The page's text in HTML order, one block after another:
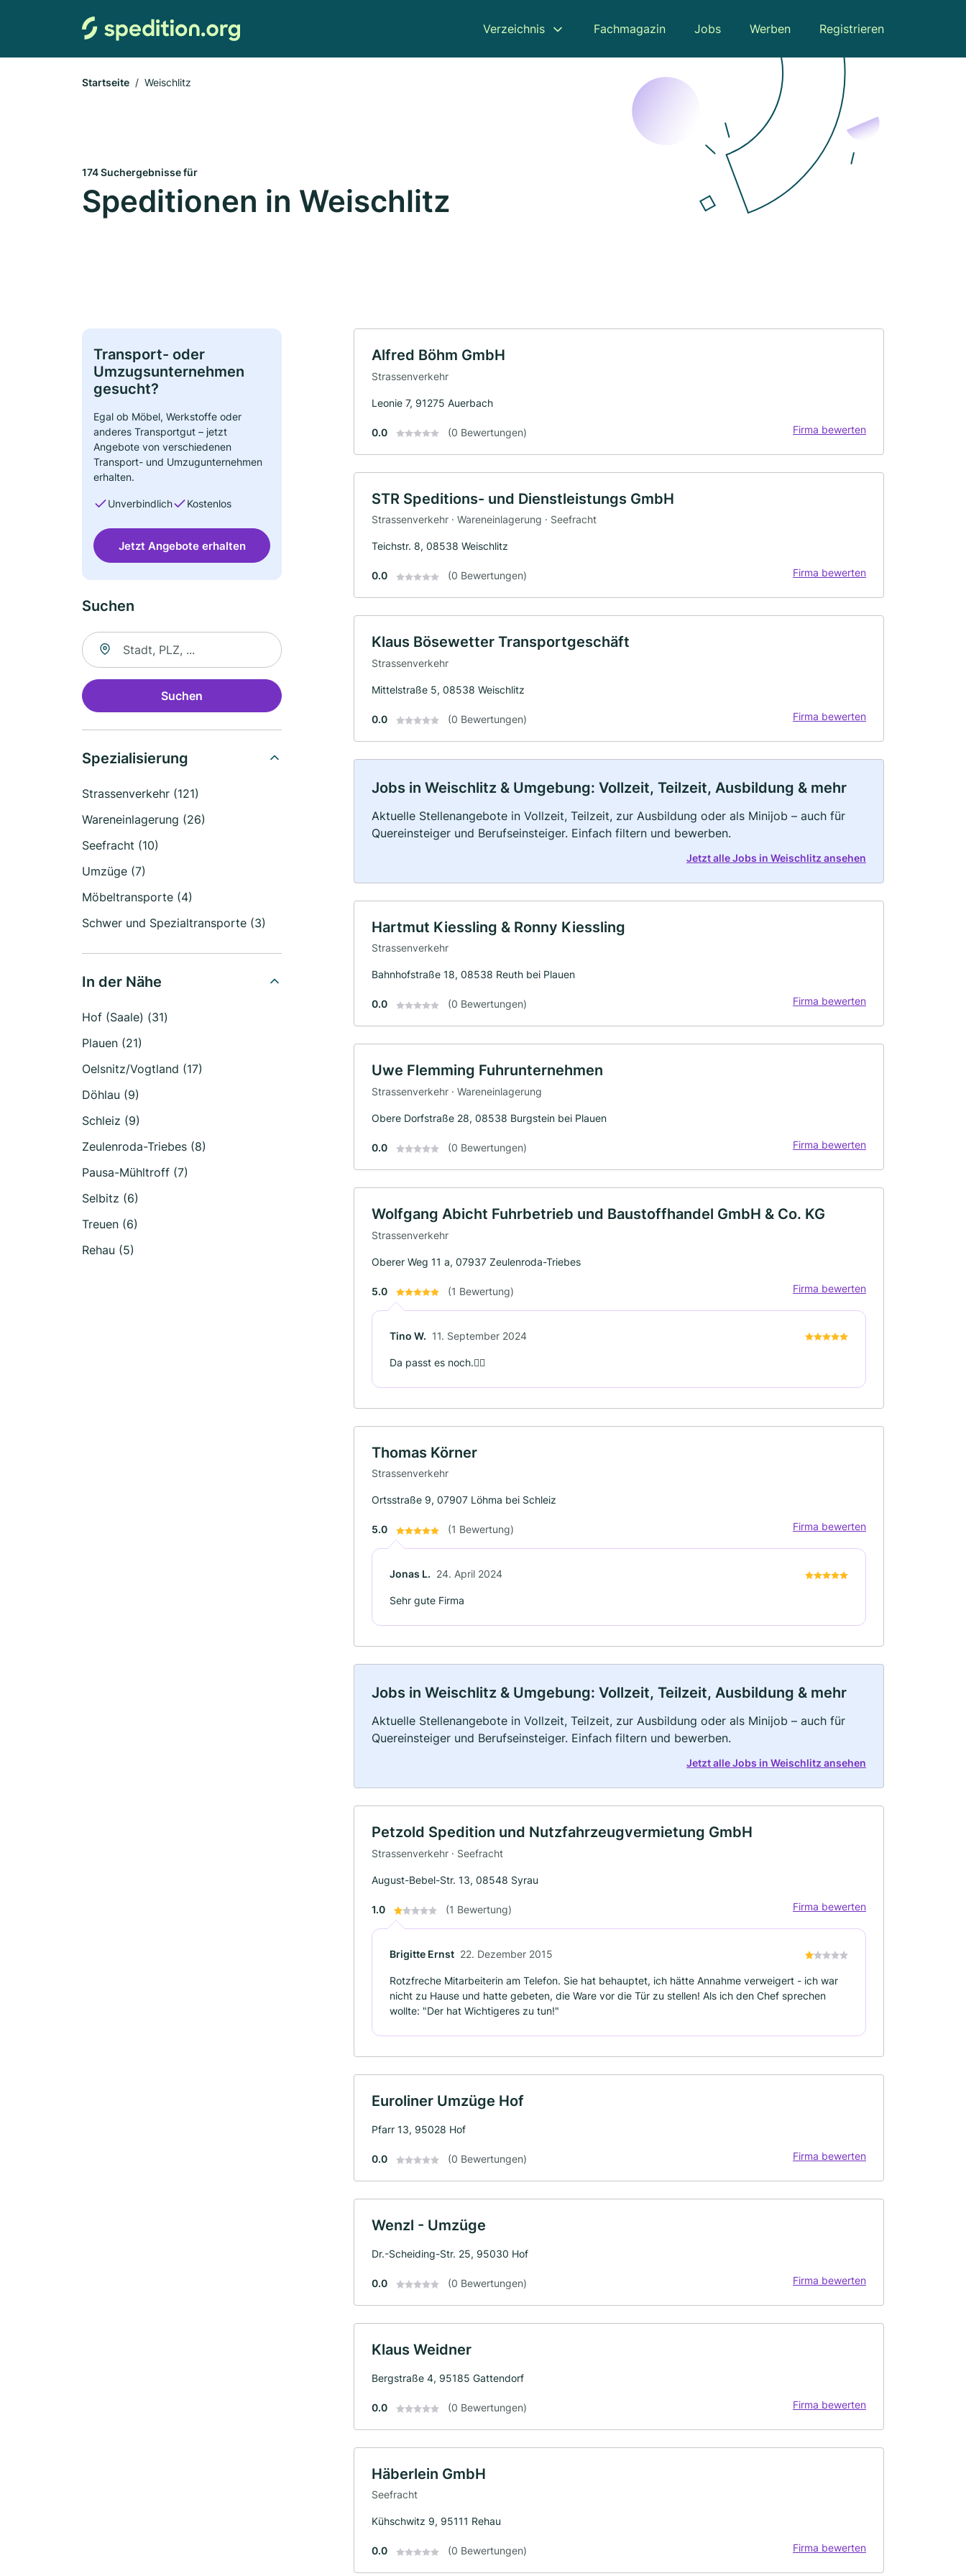
Verzeichnis Fachmagazin Jobs Werben Registrieren
Startseite Weischlitz
174 Suchergebnisse für
Speditionen in Weischlitz
Transport- oder
Umzugsunternehmen
gesucht?
Egal ob Möbel, Werkstoffe oder
anderes Transportgut – jetzt
Angebote von verschiedenen
Transport- und Umzugunternehmen
erhalten.
Unverbindlich Kostenlos
Jetzt Angebote erhalten
Suchen
Suche nach Ort
Suchen
Spezialisierung
Strassenverkehr (121)
Wareneinlagerung (26)
Seefracht (10)
Umzüge (7)
Möbeltransporte (4)
Schwer und Spezialtransporte (3)
In der Nähe
Hof (Saale) (31)
Plauen (21)
Oelsnitz/Vogtland (17)
Döhlau (9)
Schleiz (9)
Zeulenroda-Triebes (8)
Pausa-Mühltroff (7)
Selbitz (6)
Treuen (6)
Rehau (5)
Alfred Böhm GmbH
Strassenverkehr
Leonie 7, 91275 Auerbach
0.0 (0 Bewertungen) Firma bewerten
STR Speditions- und Dienstleistungs GmbH
Strassenverkehr · Wareneinlagerung · Seefracht
Teichstr. 8, 08538 Weischlitz
0.0 (0 Bewertungen) Firma bewerten
Klaus Bösewetter Transportgeschäft
Strassenverkehr
Mittelstraße 5, 08538 Weischlitz
0.0 (0 Bewertungen) Firma bewerten
Jobs in Weischlitz & Umgebung: Vollzeit, Teilzeit, Ausbildung & mehr
Aktuelle Stellenangebote in Vollzeit, Teilzeit, zur Ausbildung oder als Minijob – auch für
Quereinsteiger und Berufseinsteiger. Einfach filtern und bewerben.
Jetzt alle Jobs in Weischlitz ansehen
Hartmut Kiessling & Ronny Kiessling
Strassenverkehr
Bahnhofstraße 18, 08538 Reuth bei Plauen
0.0 (0 Bewertungen) Firma bewerten
Uwe Flemming Fuhrunternehmen
Strassenverkehr · Wareneinlagerung
Obere Dorfstraße 28, 08538 Burgstein bei Plauen
0.0 (0 Bewertungen) Firma bewerten
Wolfgang Abicht Fuhrbetrieb und Baustoffhandel GmbH & Co. KG
Strassenverkehr
Oberer Weg 11 a, 07937 Zeulenroda-Triebes
5.0 (1 Bewertung) Firma bewerten
Tino W. 11. September 2024
Da passt es noch.👍🏻
Thomas Körner
Strassenverkehr
Ortsstraße 9, 07907 Löhma bei Schleiz
5.0 (1 Bewertung) Firma bewerten
Jonas L. 24. April 2024
Sehr gute Firma
Jobs in Weischlitz & Umgebung: Vollzeit, Teilzeit, Ausbildung & mehr
Aktuelle Stellenangebote in Vollzeit, Teilzeit, zur Ausbildung oder als Minijob – auch für
Quereinsteiger und Berufseinsteiger. Einfach filtern und bewerben.
Jetzt alle Jobs in Weischlitz ansehen
Petzold Spedition und Nutzfahrzeugvermietung GmbH
Strassenverkehr · Seefracht
August-Bebel-Str. 13, 08548 Syrau
1.0 (1 Bewertung) Firma bewerten
Brigitte Ernst 22. Dezember 2015
Rotzfreche Mitarbeiterin am Telefon. Sie hat behauptet, ich hätte Annahme verweigert - ich war
nicht zu Hause und hatte gebeten, die Ware vor die Tür zu stellen! Als ich den Chef sprechen
wollte: "Der hat Wichtigeres zu tun!"
Euroliner Umzüge Hof
Pfarr 13, 95028 Hof
0.0 (0 Bewertungen) Firma bewerten
Wenzl - Umzüge
Dr.-Scheiding-Str. 25, 95030 Hof
0.0 (0 Bewertungen) Firma bewerten
Klaus Weidner
Bergstraße 4, 95185 Gattendorf
0.0 (0 Bewertungen) Firma bewerten
Häberlein GmbH
Seefracht
Kühschwitz 9, 95111 Rehau
0.0 (0 Bewertungen) Firma bewerten